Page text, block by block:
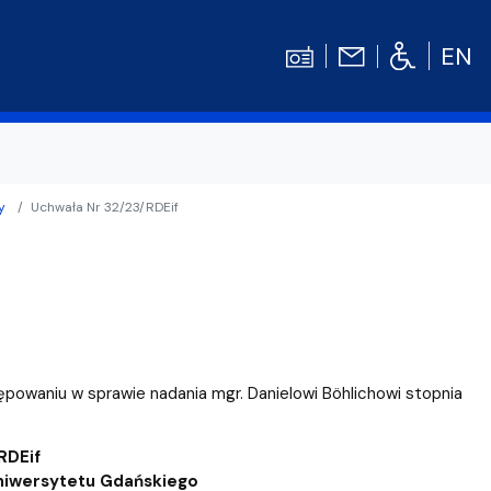
EN
Centrum Języków Obcych UG
Uchwała Nr 32/23/RDEif
w sprawie nadania mgr. Danielowi Böhlichowi stopnia
Gdańskiego